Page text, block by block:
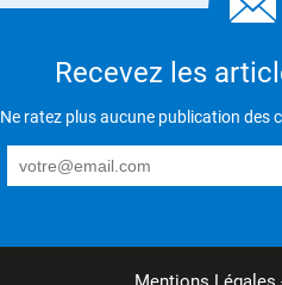
Recevez les
Ne ratez plus aucune publication des